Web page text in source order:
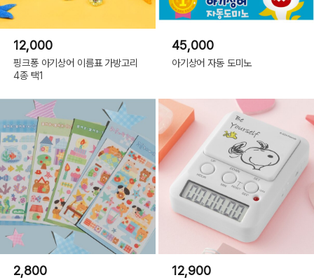
12,000
핑크퐁 아기상어 이름표 가방고리
4종 택1
45,000
아기상어 자동 도미노
2,800 12,900